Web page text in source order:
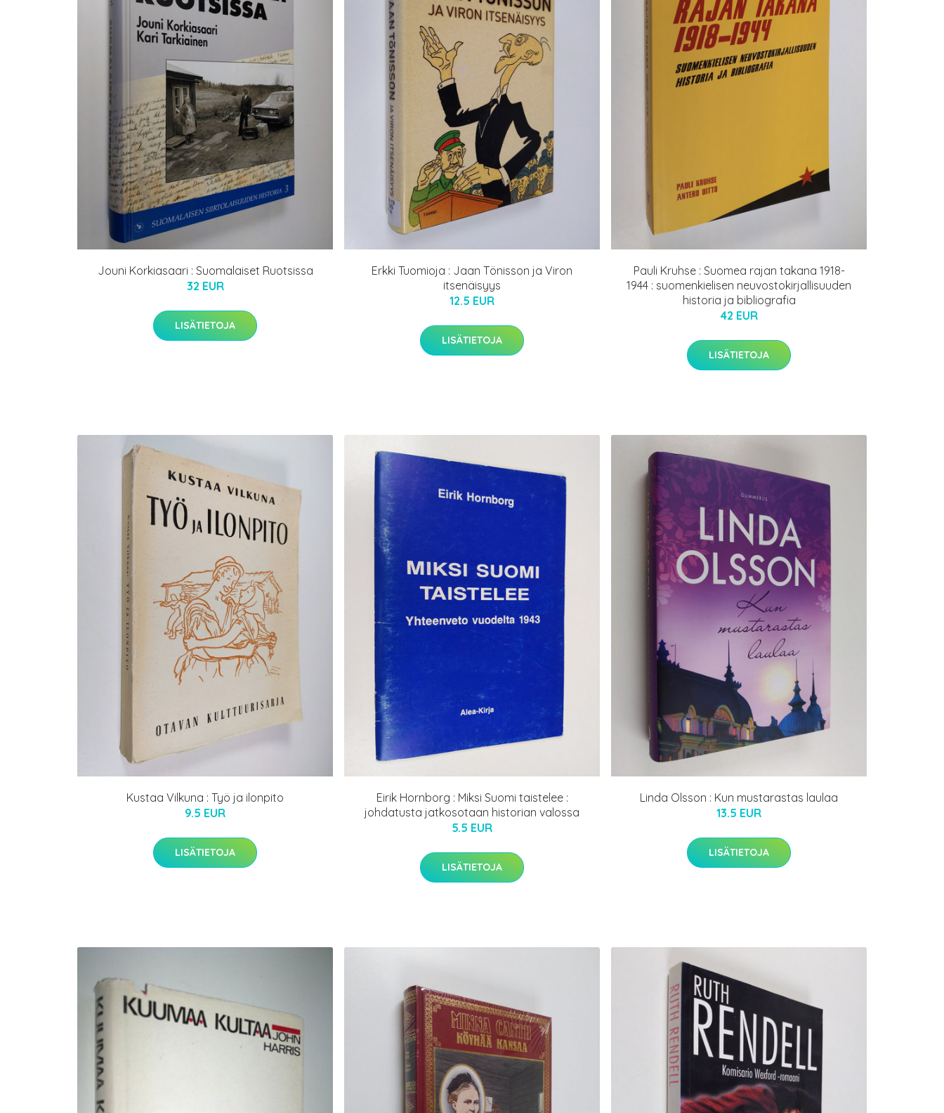
Jouni Korkiasaari : Suomalaiset Ruotsissa
32 EUR
LISÄTIETOJA
Erkki Tuomioja : Jaan Tönisson ja Viron
itsenäisyys
12.5 EUR
LISÄTIETOJA
Pauli Kruhse : Suomea rajan takana 1918-
1944 : suomenkielisen neuvostokirjallisuuden
historia ja bibliografia
42 EUR
LISÄTIETOJA
Kustaa Vilkuna : Työ ja ilonpito
9.5 EUR
LISÄTIETOJA
Eirik Hornborg : Miksi Suomi taistelee :
johdatusta jatkosotaan historian valossa
5.5 EUR
LISÄTIETOJA
Linda Olsson : Kun mustarastas laulaa
13.5 EUR
LISÄTIETOJA